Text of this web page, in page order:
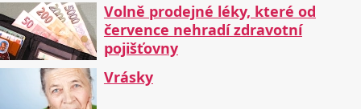
Volně prodejné léky, které od
července nehradí zdravotní
pojišťovny
Vrásky